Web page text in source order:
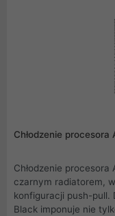
Chłodzenie
Chłodzenie
czarnym radiatorem,
konfiguracji push-pull.
Black imponuje nie